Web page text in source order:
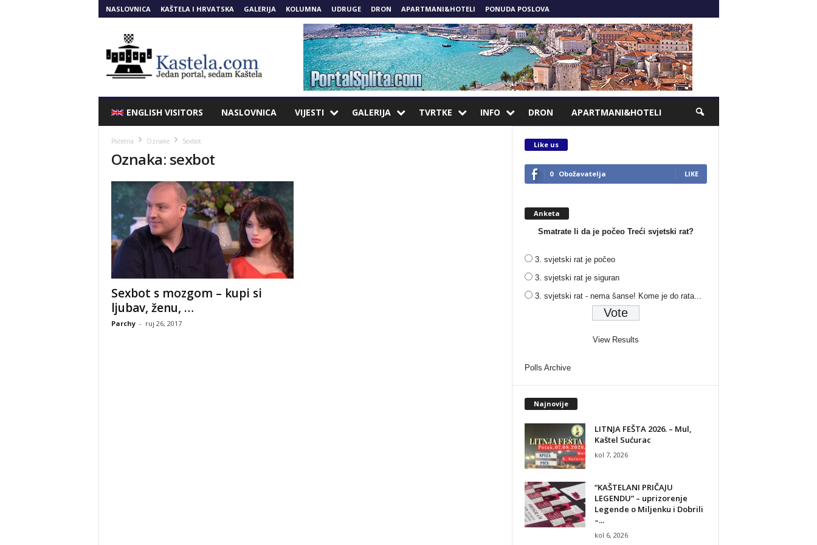
NASLOVNICA KAŠTELA I HRVATSKA GALERIJA KOLUMNA UDRUGE DRON APARTMANI&HOTELI PONUDA POSLOVA
ENGLISH VISITORS NASLOVNICA VIJESTI GALERIJA TVRTKE INFO DRON APARTMANI&HOTELI
Početna Oznake Sexbot
Oznaka: sexbot
Sexbot s mozgom – kupi si
ljubav, ženu, …
Parchy - ruj 26, 2017
Like us
0 Obožavatelja LIKE
Anketa
Smatrate li da je počeo Treći svjetski rat?
3. svjetski rat je počeo
3. svjetski rat je siguran
3. svjetski rat - nema šanse! Kome je do rata...
View Results
Polls Archive
Najnovije
LITNJA FEŠTA 2026. – Mul,
Kaštel Sućurac
kol 7, 2026
“KAŠTELANI PRIČAJU
LEGENDU” – uprizorenje
Legende o Miljenku i Dobrili
–...
kol 6, 2026